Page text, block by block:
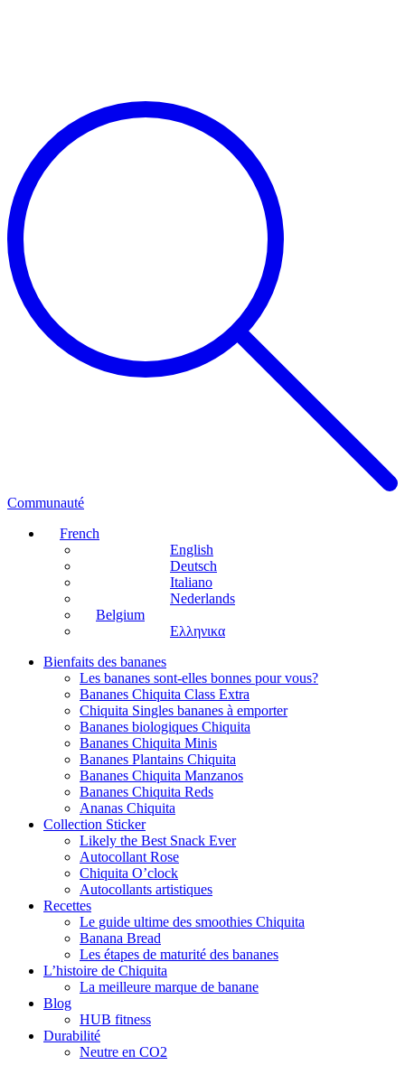
Communauté
French
English
Deutsch
Italiano
Nederlands
Belgium
Ελληνικα
Bienfaits des bananes
Les bananes sont-elles bonnes pour vous?
Bananes Chiquita Class Extra
Chiquita Singles bananes à emporter
Bananes biologiques Chiquita
Bananes Chiquita Minis
Bananes Plantains Chiquita
Bananes Chiquita Manzanos
Bananes Chiquita Reds
Ananas Chiquita
Collection Sticker
Likely the Best Snack Ever
Autocollant Rose
Chiquita O’clock
Autocollants artistiques
Recettes
Le guide ultime des smoothies Chiquita
Banana Bread
Les étapes de maturité des bananes
L’histoire de Chiquita
La meilleure marque de banane
Blog
HUB fitness
Durabilité
Neutre en CO2